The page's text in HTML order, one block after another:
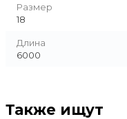
Размер
18
Длина
6000
Также ищут